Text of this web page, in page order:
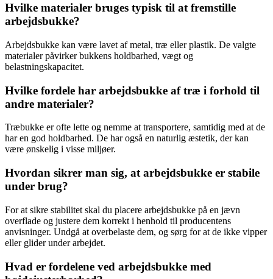
Hvilke materialer bruges typisk til at fremstille
arbejdsbukke?
Arbejdsbukke kan være lavet af metal, træ eller plastik. De valgte
materialer påvirker bukkens holdbarhed, vægt og
belastningskapacitet.
Hvilke fordele har arbejdsbukke af træ i forhold til
andre materialer?
Træbukke er ofte lette og nemme at transportere, samtidig med at de
har en god holdbarhed. De har også en naturlig æstetik, der kan
være ønskelig i visse miljøer.
Hvordan sikrer man sig, at arbejdsbukke er stabile
under brug?
For at sikre stabilitet skal du placere arbejdsbukke på en jævn
overflade og justere dem korrekt i henhold til producentens
anvisninger. Undgå at overbelaste dem, og sørg for at de ikke vipper
eller glider under arbejdet.
Hvad er fordelene ved arbejdsbukke med